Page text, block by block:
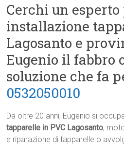
Cerchi un esperto
installazione
Lagosanto e
Eugenio il fabbro
soluzione che fa
0532050010
Da oltre 20 anni, Eugenio si
tapparelle in PVC Lagosanto,
e riparazione di tapparelle o